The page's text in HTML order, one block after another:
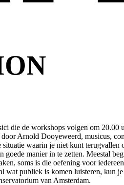
die de workshops volgen om
Arnold Dooyeweerd, musicus,
waarin je niet kunt
manier in te zetten. Meestal
soms is die oefening voor
wat publiek is komen luisteren,
van Amsterdam.